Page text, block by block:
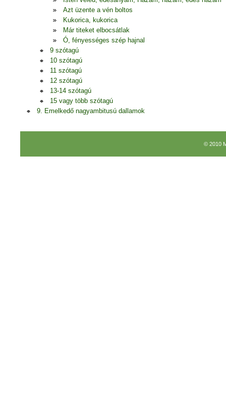
Azt üzente a vén boltos
Kukorica, kukorica
Már titeket elbocsátlak
Ó, fényességes szép hajnal
9 szótagú
10 szótagú
11 szótagú
12 szótagú
13-14 szótagú
15 vagy több szótagú
9. Emelkedő nagyambitusú dallamok
© 2010